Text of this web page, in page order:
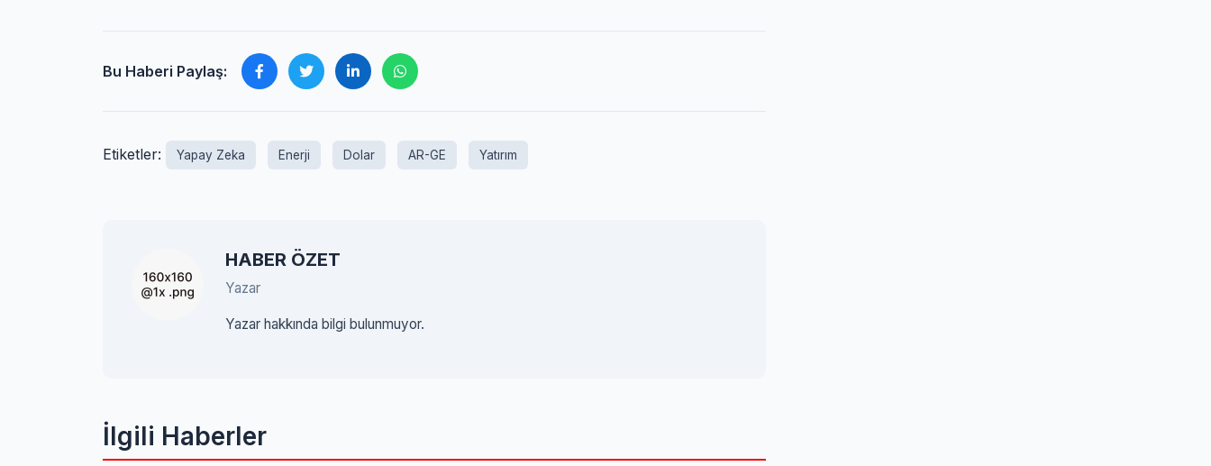
Bu Haberi Paylaş:
Etiketler: Yapay Zeka Enerji Dolar AR-GE Yatırım
HABER ÖZET
Yazar
Yazar hakkında bilgi bulunmuyor.
İlgili Haberler